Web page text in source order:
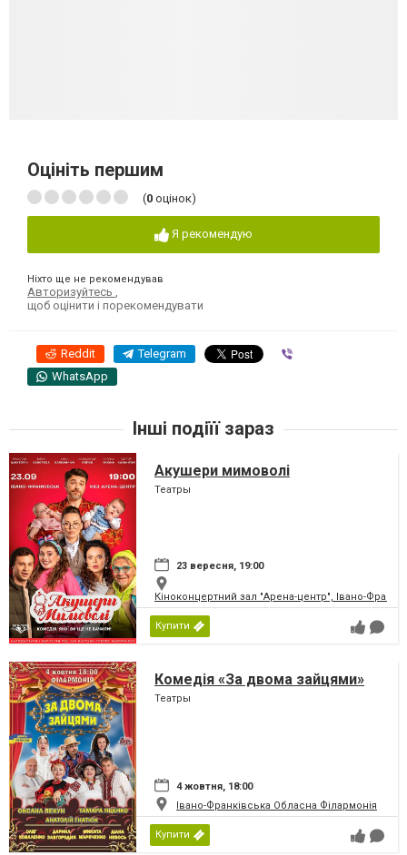
Оцініть першим
(0 оцінок)
Я рекомендую
Ніхто ще не рекомендував
Авторизуйтесь
щоб оцінити і порекомендувати
Reddit Telegram
WhatsApp
Інші подіїї зараз
Акушери мимоволі
Театры
23 вересня, 19:00
Кіноконцертний зал "Арена-центр", Івано-
Купити
Комедія «За двома зайцями»
Театры
4 жовтня, 18:00
Івано-Франківська Обласна Філармонія
Купити